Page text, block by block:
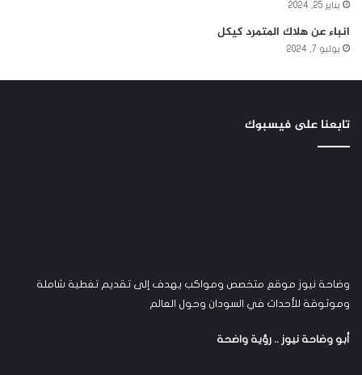
يناير 25, 2024
انباء عن هلاك المتمرد كيكل
يوليو 7, 2024
تابعنا على فيسبوك
وضاحة نيوز موقع متخصص ومواكب يهدف إلى تقديم تغطية شاملة
وموثوقة للأحداث في السودان وحول العالم
أبو وضاحة نيوز .. رؤية واضحة